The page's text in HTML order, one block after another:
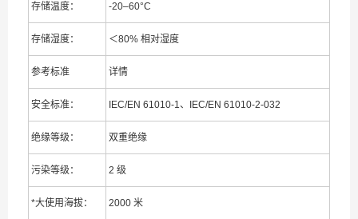
存储温度： -20–60°C
存储湿度： ＜80% 相对湿度
参考标准 详情
安全标准： IEC/EN 61010-1、IEC/EN 61010-2-032
绝缘等级： 双重绝缘
污染等级： 2 级
*大使用海拔： 2000 米